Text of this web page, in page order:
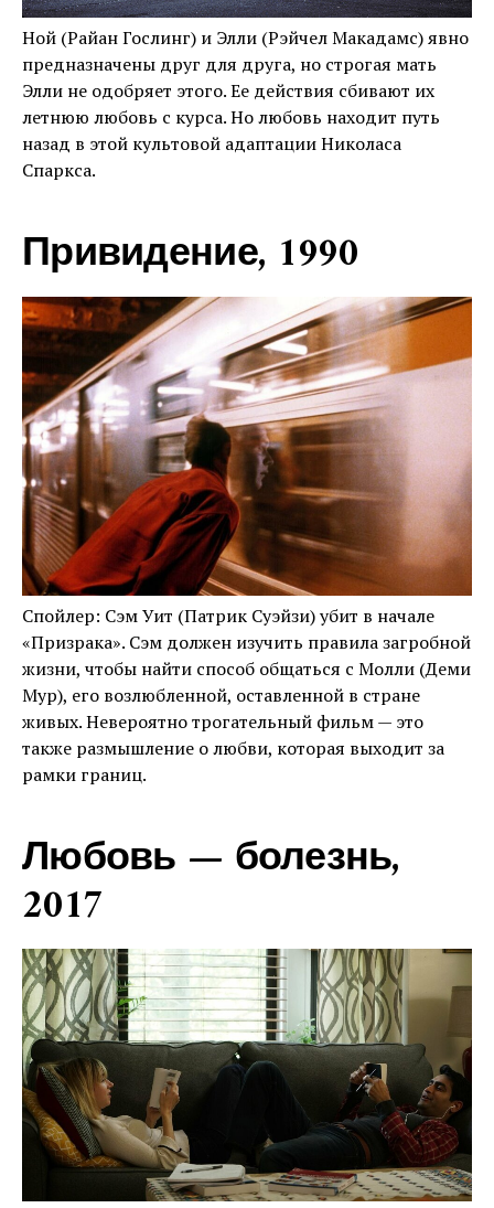
Ной (Райан Гослинг) и Элли (Рэйчел Макадамс) явно
предназначены друг для друга, но строгая мать
Элли не одобряет этого. Ее действия сбивают их
летнюю любовь с курса. Но любовь находит путь
назад в этой культовой адаптации Николаса
Спаркса.
Привидение, 1990
Спойлер: Сэм Уит (Патрик Суэйзи) убит в начале
«Призрака». Сэм должен изучить правила загробной
жизни, чтобы найти способ общаться с Молли (Деми
Мур), его возлюбленной, оставленной в стране
живых. Невероятно трогательный фильм — это
также размышление о любви, которая выходит за
рамки границ.
Любовь — болезнь,
2017